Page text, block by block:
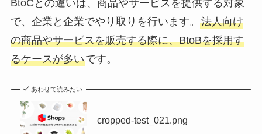
BtoCとの違いは、商品やサービスを提供する対象
で、企業と企業でやり取りを行います。 法人向け
の商品やサービスを販売する際に、BtoBを採用す
るケースが多いです。
あわせて読みたい
cropped-test_021.png